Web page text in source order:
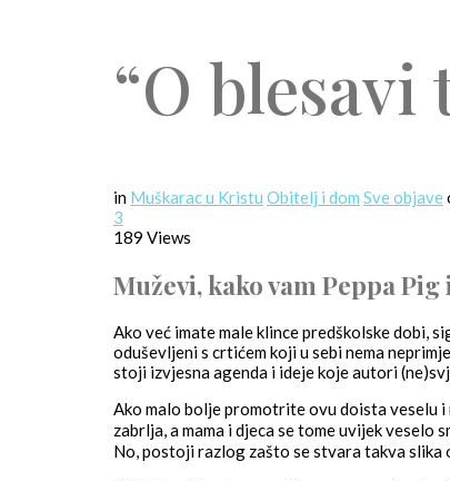
“O blesavi
in Muškarac u Kristu Obitelj i dom Sve objave
3
189 Views
Muževi, kako vam Peppa
Ako već imate male klince predškolske dobi,
oduševljeni s crtićem koji u sebi nema
stoji izvjesna agenda i ideje koje autori
Ako malo bolje promotrite ovu doista veselu
zabrlja, a mama i djeca se tome uvijek
No, postoji razlog zašto se stvara takva slika